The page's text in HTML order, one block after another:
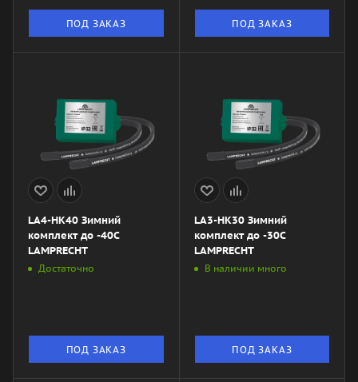
ПОД ЗАКАЗ ПОД ЗАКАЗ
LA4-HK40 Зимний
комплект до -40С
LAMPRECHT
Достаточно
ПОД ЗАКАЗ
LA3-HK30 Зимний
комплект до -30С
LAMPRECHT
В наличии много
ПОД ЗАКАЗ